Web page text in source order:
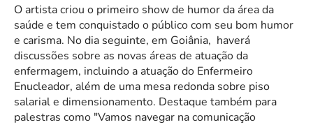
O artista criou o primeiro show de humor da área da
saúde e tem conquistado o público com seu bom humor
e carisma. No dia seguinte, em Goiânia, haverá
discussões sobre as novas áreas de atuação da
enfermagem, incluindo a atuação do Enfermeiro
Enucleador, além de uma mesa redonda sobre piso
salarial e dimensionamento. Destaque também para
palestras como "Vamos navegar na comunicação